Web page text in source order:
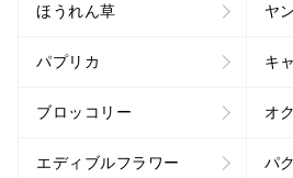
ほうれん草 ヤ
パプリカ キ
ブロッコリー オ
エディブルフラワー パ